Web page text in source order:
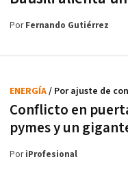
PorFernando Gutiérrez
Conflicto en
pymes y un
ENERGÍA/ Por ajuste de
PoriProfesional